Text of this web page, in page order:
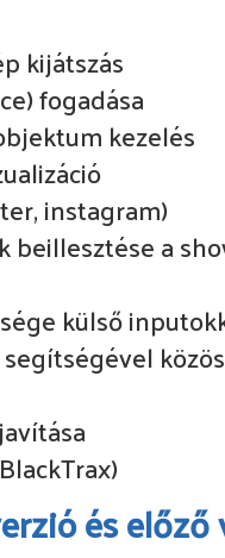
kijátszás
fogadása
kezelés
instagram)
beillesztése a
külső
és